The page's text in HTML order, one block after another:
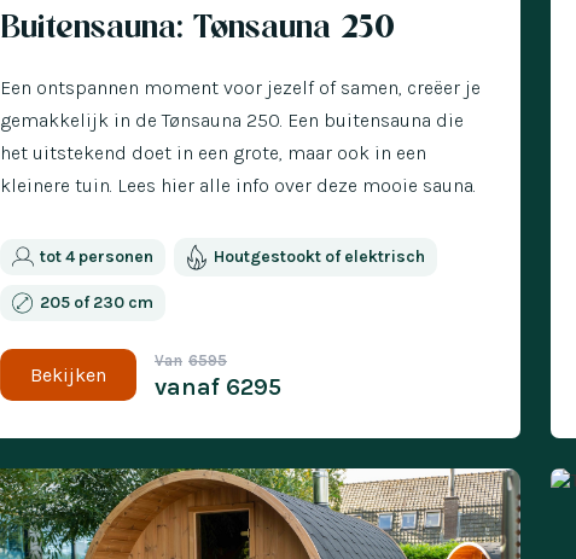
Buitensauna: Tønsauna 250
Een ontspannen moment voor jezelf of samen, creëer je
gemakkelijk in de Tønsauna 250. Een buitensauna die
het uitstekend doet in een grote, maar ook in een
kleinere tuin. Lees hier alle info over deze mooie sauna.
tot 4 personen Houtgestookt of elektrisch
205 of 230 cm
Bekijken
Van 6595
vanaf 6295